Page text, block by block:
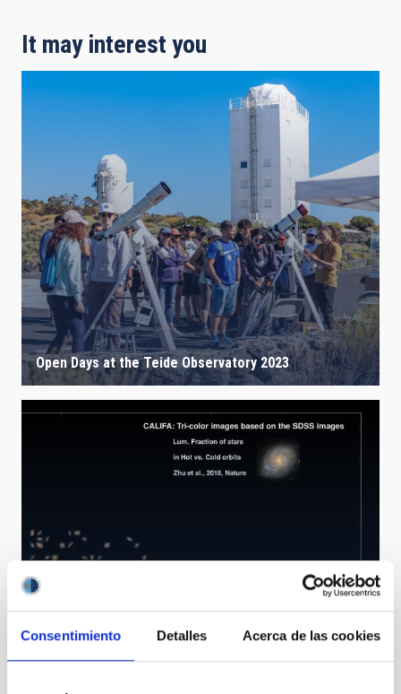
Consentimiento Detalles Acerca de las cookies
It may interest you
Open Days at the Teide Observatory 2023